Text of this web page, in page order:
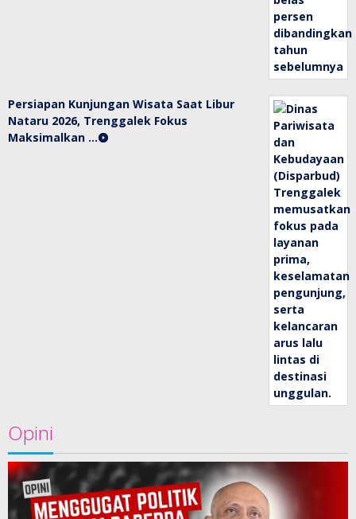
Persiapan Kunjungan Wisata Saat Libur
Nataru 2026, Trenggalek Fokus
Maksimalkan …
Opini